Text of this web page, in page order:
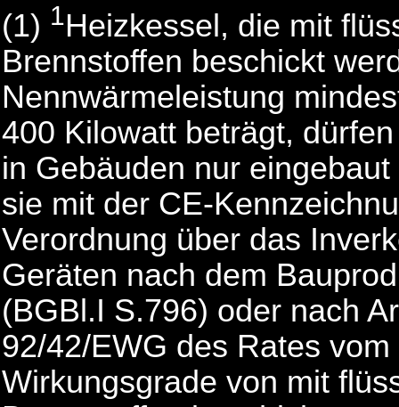
(1) 1Heizkessel, die mit
Brennstoffen beschickt
Nennwärmeleistung
400 Kilowatt beträgt,
in Gebäuden nur
sie mit der CE-
Verordnung über das
Geräten nach dem
(BGBl.I S.796) oder nach
92/42/EWG des Rates
Wirkungsgrade von mit